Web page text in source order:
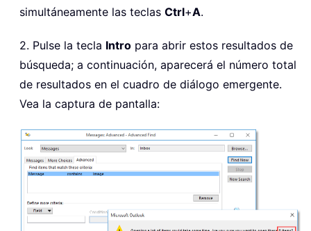
simultáneamente las teclas Ctrl+A.
2. Pulse la tecla Intro para abrir estos resultados de
búsqueda; a continuación, aparecerá el número total
de resultados en el cuadro de diálogo emergente.
Vea la captura de pantalla: